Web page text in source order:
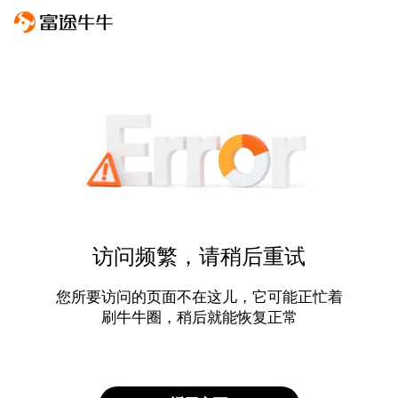
访问频繁，请稍后重试
您所要访问的页面不在这儿，它可能正忙着
刷牛牛圈，稍后就能恢复正常